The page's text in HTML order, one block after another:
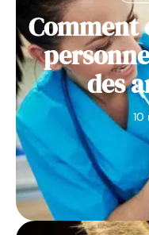
Comment
des
10